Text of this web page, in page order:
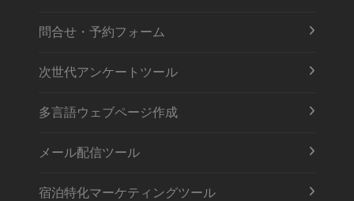
問合せ・予約フォーム
次世代アンケートツール
多言語ウェブページ作成
メール配信ツール
宿泊特化マーケティングツール